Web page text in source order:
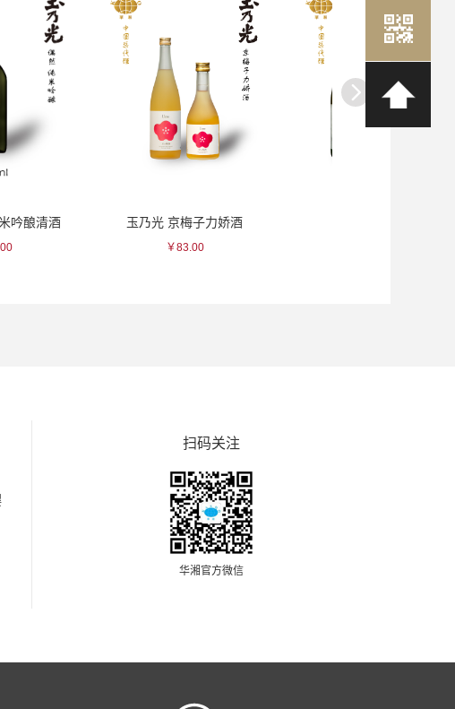
光 京梅子力娇酒 小正 梅子力娇酒
扫码关注
华湘官方微信